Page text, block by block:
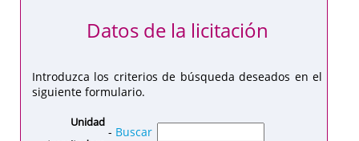
Introduzca los criterios de búsqueda deseados en el
siguiente formulario.
Datos de la licitación
Unidad
- Buscar